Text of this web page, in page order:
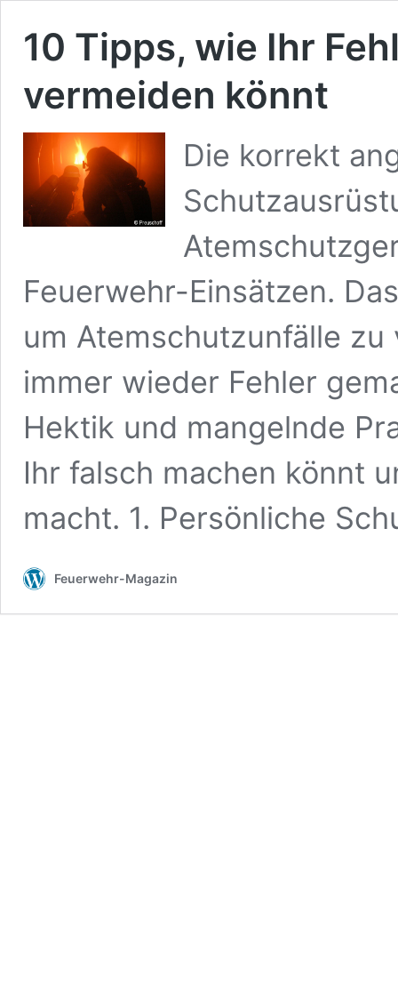
10 Tipps, wie Ihr
vermeiden könnt
Die korrekt
Feuerwehr-Einsätzen.
um Atemschutzunfälle
immer wieder Fehler
Hektik und mangelnde
Ihr falsch machen könnt
macht. 1. Persönliche
Feuerwehr-Magazin